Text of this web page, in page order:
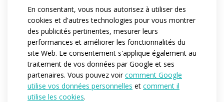
En consentant, vous nous autorisez à utiliser des
cookies et d'autres technologies pour vous montrer
des publicités pertinentes, mesurer leurs
performances et améliorer les fonctionnalités du
site Web. Le consentement s'applique également au
traitement de vos données par Google et ses
partenaires. Vous pouvez voircomment Google
utilise vos données personnelles et comment il
utilise les cookies.
commencions la production ?*
Immédiatement
Dans les 3-6 prochains mois
Je n’ai pas encore d’idée
Would you like to tell us more details?